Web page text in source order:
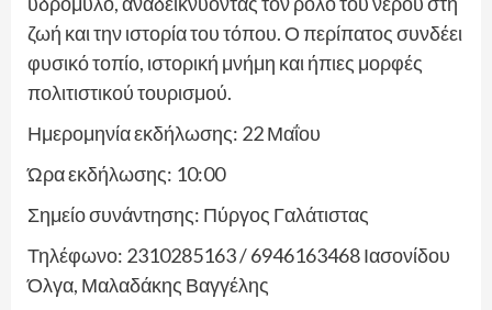
ζωή και την ιστορία του τόπου. Ο περίπατος συνδέει
φυσικό τοπίο, ιστορική μνήμη και ήπιες μορφές
πολιτιστικού τουρισμού.
Ημερομηνία εκδήλωσης: 22 Μαΐου
Ώρα εκδήλωσης: 10:00
Σημείο συνάντησης: Πύργος Γαλάτιστας
Τηλέφωνο: 2310285163 / 6946163468 Ιασονίδου
Όλγα, Μαλαδάκης Βαγγέλης